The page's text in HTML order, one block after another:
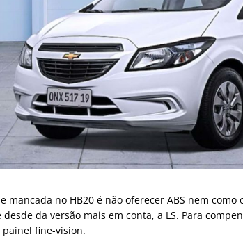
mancada no HB20 é não oferecer ABS nem
desde da versão mais em conta, a LS. Para
painel fine-vision.